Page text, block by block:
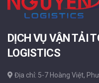
DỊCH VỤ VẬN TẢI
LOGISTICS
Địa chỉ: 5-7 Hoàng Việt,